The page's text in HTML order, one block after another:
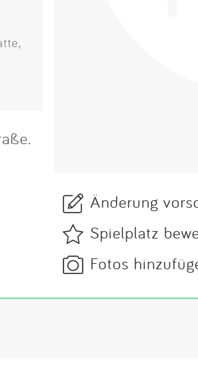
Änderung
Spielplatz
Fotos